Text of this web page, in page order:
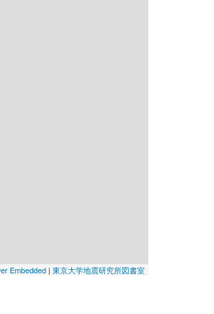
Embedded| 東京大学地震研究所図書室